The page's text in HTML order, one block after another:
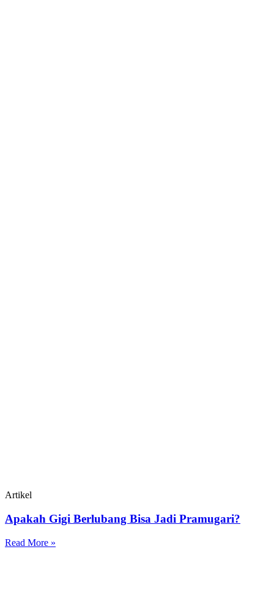
Artikel
Apakah Gigi Berlubang Bisa Jadi Pramugari?
Read More »